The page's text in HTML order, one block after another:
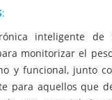
:
inteligente
monitorizar el
y funcional, junto
para aquellos que